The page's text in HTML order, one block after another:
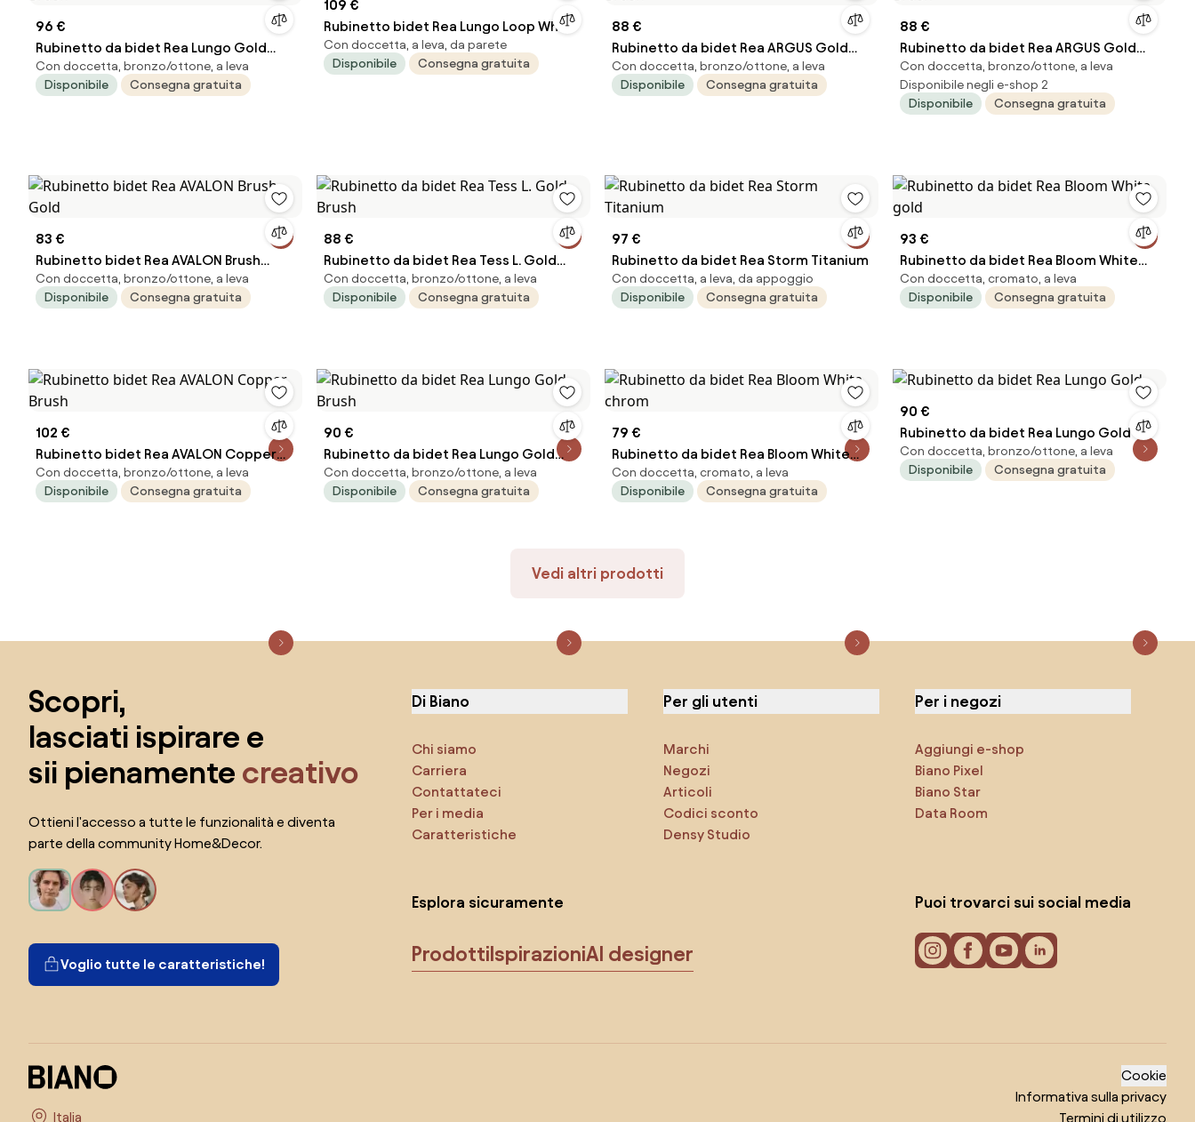
96 €
Rubinetto da bidet Rea Lungo Gold
Brush
Con doccetta, bronzo/ottone, a leva
Disponibile
Consegna gratuita
109 €
Rubinetto bidet Rea Lungo Loop White
Con doccetta, a leva, da parete
Disponibile
Consegna gratuita
88 €
Rubinetto da bidet Rea ARGUS Gold
Brush
Con doccetta, bronzo/ottone, a leva
Disponibile
Consegna gratuita
88 €
Rubinetto da bidet Rea ARGUS Gold
Brush
Con doccetta, bronzo/ottone, a leva
Disponibile negli e-shop 2
Disponibile
Consegna gratuita
83 €
Rubinetto bidet Rea AVALON Brush
Gold
Con doccetta, bronzo/ottone, a leva
Disponibile
Consegna gratuita
88 €
Rubinetto da bidet Rea Tess L. Gold
Brush
Con doccetta, bronzo/ottone, a leva
Disponibile
Consegna gratuita
97 €
Rubinetto da bidet Rea Storm Titanium
Con doccetta, a leva, da appoggio
Disponibile
Consegna gratuita
93 €
Rubinetto da bidet Rea Bloom White
gold
Con doccetta, cromato, a leva
Disponibile
Consegna gratuita
102 €
Rubinetto bidet Rea AVALON Copper
Brush
Con doccetta, bronzo/ottone, a leva
Disponibile
Consegna gratuita
90 €
Rubinetto da bidet Rea Lungo Gold
Brush
Con doccetta, bronzo/ottone, a leva
Disponibile
Consegna gratuita
79 €
Rubinetto da bidet Rea Bloom White
chrom
Con doccetta, cromato, a leva
Disponibile
Consegna gratuita
90 €
Rubinetto da bidet Rea Lungo Gold
Con doccetta, bronzo/ottone, a leva
Disponibile
Consegna gratuita
Vedi altri prodotti
Salta il piè di pagina, vai all'inizio della pagina
Scopri,
lasciati ispirare e
sii pienamente creativo
Ottieni l'accesso a tutte le funzionalità e diventa
parte della community Home&Decor.
Voglio tutte le caratteristiche!
Di Biano
Chi siamo
Carriera
Contattateci
Per i media
Caratteristiche
Per gli utenti
Marchi
Negozi
Articoli
Codici sconto
Densy Studio
Per i negozi
Aggiungi e-shop
Biano Pixel
Biano Star
Data Room
Esplora sicuramente
Prodotti IspirazioniAI designer
Puoi trovarci sui social media
Cookie
Informativa sulla privacy
Termini di utilizzo